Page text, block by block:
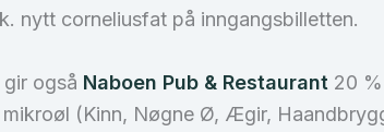
nytt corneliusfat på inngangsbilletten.
også Naboen Pub & Restaurant 20
(Kinn, Nøgne Ø, Ægir,